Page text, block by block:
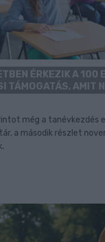
ÉRKEZIK A 100
TÁMOGATÁS, AMIT
még a tanévkezdés
a második részlet